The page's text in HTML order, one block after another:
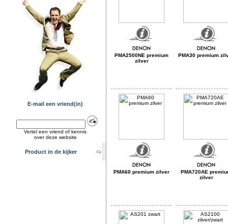
E-mail een vriend(in)
Vertel een vriend of kennis
over deze website
Product in de kijker
PMA2500NE premium
zilver
PMA30 premium
PMA60 premium zilver
PMA720AE
zilver